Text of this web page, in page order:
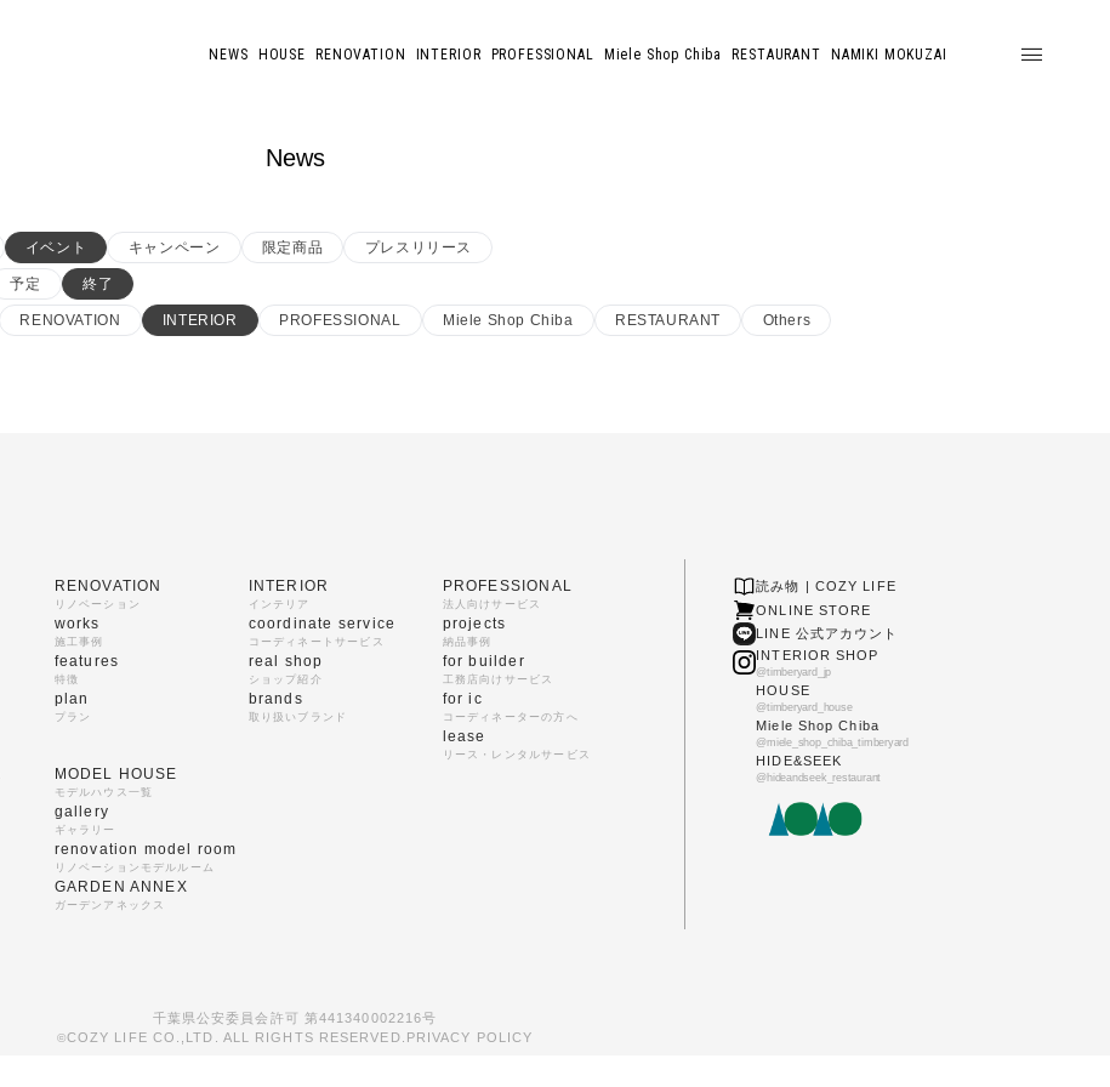
NEWS HOUSE RENOVATION INTERIOR PROFESSIONAL Miele Shop Chiba RESTAURANT NAMIKI MOKUZAI
News
イベント キャンペーン 限定商品 プレスリリース
予定 終了
RENOVATION INTERIOR PROFESSIONAL Miele Shop Chiba RESTAURANT Others
RENOVATION
リノベーション
works
施工事例
features
特徴
plan
プラン
INTERIOR
インテリア
coordinate service
コーディネートサービス
real shop
ショップ紹介
brands
取り扱いブランド
PROFESSIONAL
法人向けサービス
projects
納品事例
for builder
工務店向けサービス
for ic
コーディネーターの方へ
lease
リース・レンタルサービス
MODEL HOUSE
モデルハウス一覧
gallery
ギャラリー
renovation model room
リノベーションモデルルーム
GARDEN ANNEX
ガーデンアネックス
読み物 | COZY LIFE
ONLINE STORE
LINE 公式アカウント
INTERIOR SHOP
@timberyard_jp
HOUSE
@timberyard_house
Miele Shop Chiba
@miele_shop_chiba_timberyard
HIDE&SEEK
@hideandseek_restaurant
千葉県公安委員会許可 第441340002216号
©COZY LIFE CO.,LTD. ALL RIGHTS RESERVED. PRIVACY POLICY